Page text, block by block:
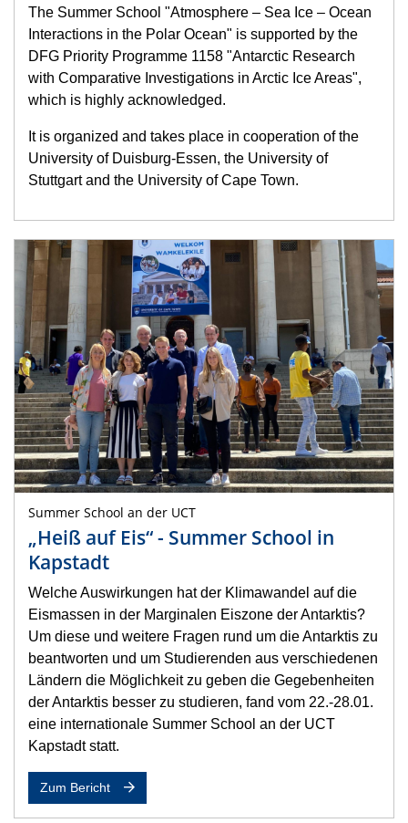
The Summer School "Atmosphere – Sea Ice – Ocean
Interactions in the Polar Ocean" is supported by the
DFG Priority Programme 1158 "Antarctic Research
with Comparative Investigations in Arctic Ice Areas",
which is highly acknowledged.
It is organized and takes place in cooperation of the
University of Duisburg-Essen, the University of
Stuttgart and the University of Cape Town.
Summer School an der UCT
„Heiß auf Eis“ - Summer School in
Kapstadt
Welche Auswirkungen hat der Klimawandel auf die
Eismassen in der Marginalen Eiszone der Antarktis?
Um diese und weitere Fragen rund um die Antarktis zu
beantworten und um Studierenden aus verschiedenen
Ländern die Möglichkeit zu geben die Gegebenheiten
der Antarktis besser zu studieren, fand vom 22.-28.01.
eine internationale Summer School an der UCT
Kapstadt statt.
Zum Bericht